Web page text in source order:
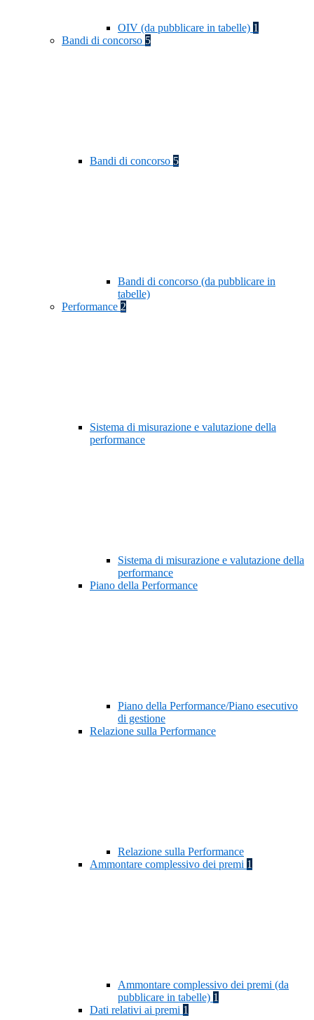
OIV (da pubblicare in tabelle) 1
Bandi di concorso 5
Bandi di concorso 5
Bandi di concorso (da pubblicare in
tabelle)
Performance 2
Sistema di misurazione e valutazione della
performance
Sistema di misurazione e valutazione della
performance
Piano della Performance
Piano della Performance/Piano esecutivo
di gestione
Relazione sulla Performance
Relazione sulla Performance
Ammontare complessivo dei premi 1
Ammontare complessivo dei premi (da
pubblicare in tabelle) 1
Dati relativi ai premi 1